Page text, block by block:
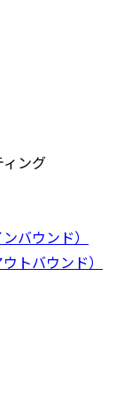
ング
バウンド）
トバウンド）